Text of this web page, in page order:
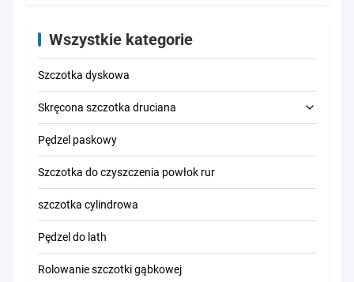
Wszystkie kategorie
Szczotka dyskowa
Skręcona szczotka druciana
Szczotka do czyszczenia rur
Szczotka do czyszczenia słomy
Pędzel paskowy
Szczotka do czyszczenia powłok rur
szczotka cylindrowa
Pędzel do lath
Rolowanie szczotki gąbkowej